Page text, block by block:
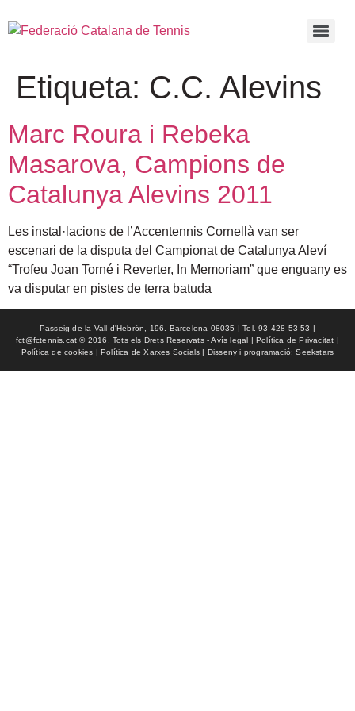
Etiqueta: C.C. Alevins
Marc Roura i Rebeka
Masarova, Campions de
Catalunya Alevins 2011
Les instal·lacions de l’Accentennis Cornellà van ser
escenari de la disputa del Campionat de Catalunya Aleví
“Trofeu Joan Torné i Reverter, In Memoriam” que enguany es
va disputar en pistes de terra batuda
Passeig de la Vall d'Hebrón, 196. Barcelona 08035 | Tel. 93 428 53 53 |
fct@fctennis.cat © 2016, Tots els Drets Reservats - Avís legal | Política de Privacitat |
Política de cookies | Política de Xarxes Socials | Disseny i programació: Seekstars